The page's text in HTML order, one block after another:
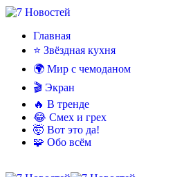
Главная
⭐ Звёздная кухня
🌍 Мир с чемоданом
🎬 Экран
🔥 В тренде
😂 Смех и грех
🤯 Вот это да!
🧩 Обо всём